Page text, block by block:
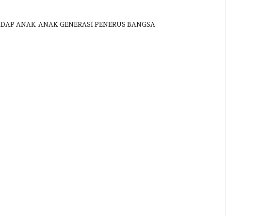
ANAK-ANAK GENERASI PENERUS BANGSA